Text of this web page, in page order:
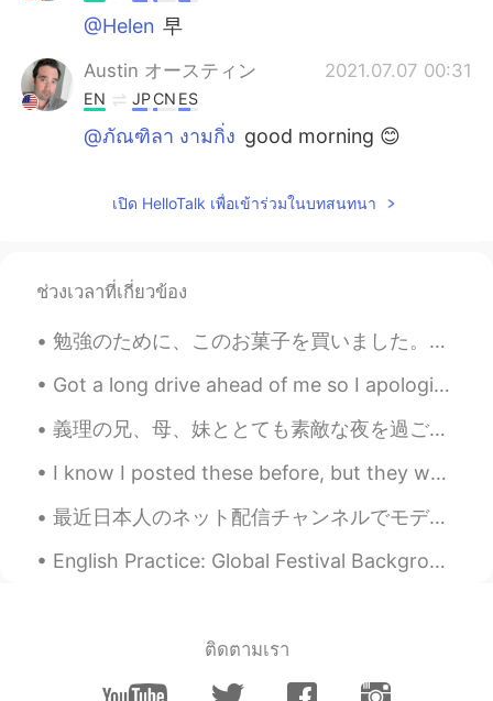
@Helen 早
Austin オースティン 2021.07.07 00:31
EN JPCN ES
@ภัณฑิลา งามกิ่ง good morning 😊
EN
Mei
Morning 😊
Lichuan 2021.07.07 00:16
CN EN
I live in montreal, we have similar time
zones😄
Sandar Aung 2021.07.07 00:14
MS EN
เปิด HelloTalk เพื่อเข้าร่วมในบทสนทนา
ช่วงเวลาที่เกี่ยวข้อง
勉強のために、このお菓子を買いました。限定版だし、味が面白そうだし、買いました。たいてい限定版の物を買いませんが、買うこともあります。😇 味はポップコーンとチョコレートです。お菓子の色はちょっ...
Got a long drive ahead of me so I apologise if I don’t answer! 🙏🏻 Excuse my messy hair! Too hot f...
義理の兄、母、妹ととても素敵な夜を過ごしました!私たちは父と養子の妹と一緒に1つの家に住んでいます。義理の母、兄、妹が私の部屋にやって来て、私たちは一晩中話したり飲んだりし始めました！本当に、本...
I know I posted these before, but they were so good I had to post it again! 😋 😋 I know it’s goi...
最近日本人のネット配信チャンネルでモデレーターになった。そのチャネルの配信する人は女性だ。女性はネットが大変だよね。僕はそのチャネルで変態な人をいつもbanする。毎回エッチなコメントがいっぱい来...
English Practice: Global Festival Background: Today, my wife and I attended a Global Festival...
ติดตามเรา